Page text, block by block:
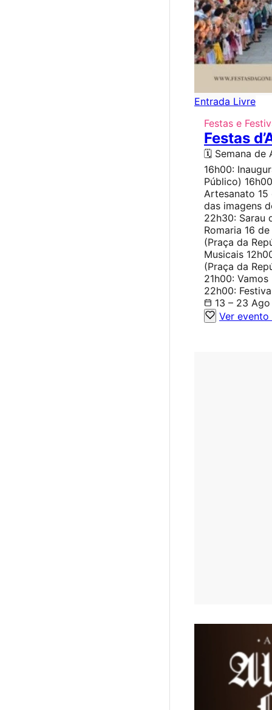
Entrada Livre
Festas e
Festas
🗓️ Semana de
16h00:
Público)
Artesanato
das imagens
22h30: Sarau
Romaria 16
(Praça da
Musicais
(Praça da
21h00:
22h00:
13 – 23 Ago
Ver